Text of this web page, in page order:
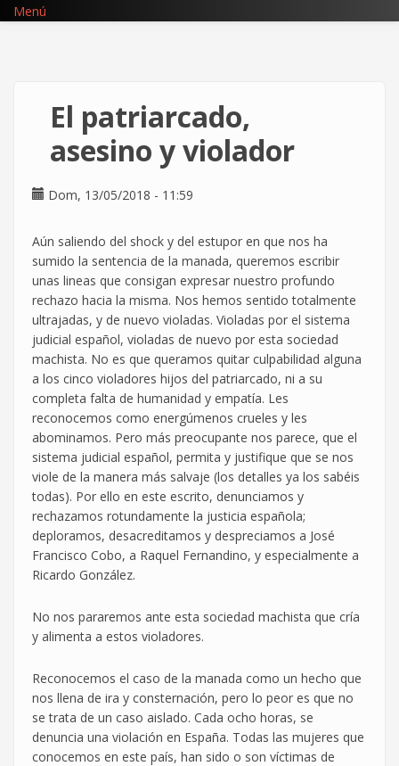
Pasar
Menú
El patriarcado,
asesino y violador
Dom, 13/05/2018 - 11:59
Aún saliendo del shock y del estupor en que nos ha
sumido la sentencia de la manada, queremos escribir
unas lineas que consigan expresar nuestro profundo
rechazo hacia la misma. Nos hemos sentido totalmente
ultrajadas, y de nuevo violadas. Violadas por el sistema
judicial español, violadas de nuevo por esta sociedad
machista. No es que queramos quitar culpabilidad alguna
a los cinco violadores hijos del patriarcado, ni a su
completa falta de humanidad y empatía. Les
reconocemos como energúmenos crueles y les
abominamos. Pero más preocupante nos parece, que el
sistema judicial español, permita y justifique que se nos
viole de la manera más salvaje (los detalles ya los sabéis
todas). Por ello en este escrito, denunciamos y
rechazamos rotundamente la justicia española;
deploramos, desacreditamos y despreciamos a José
Francisco Cobo, a Raquel Fernandino, y especialmente a
Ricardo González.
No nos pararemos ante esta sociedad machista que cría
y alimenta a estos violadores.
Reconocemos el caso de la manada como un hecho que
nos llena de ira y consternación, pero lo peor es que no
se trata de un caso aislado. Cada ocho horas, se
denuncia una violación en España. Todas las mujeres que
conocemos en este país, han sido o son víctimas de